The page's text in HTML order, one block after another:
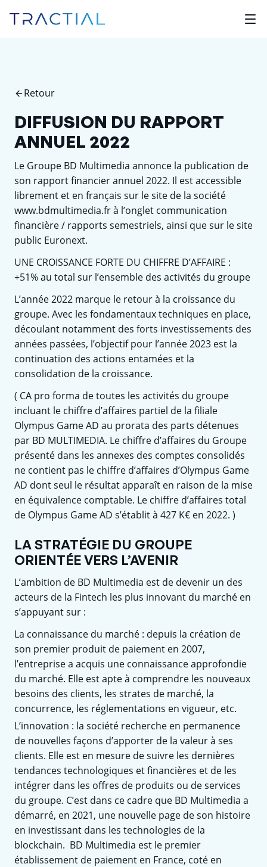
Retour
DIFFUSION DU RAPPORT
ANNUEL 2022
Le Groupe BD Multimedia annonce la publication de
son rapport financier annuel 2022. Il est accessible
librement et en français sur le site de la société
www.bdmultimedia.fr à l’onglet communication
financière / rapports semestriels, ainsi que sur le site
public Euronext.
UNE CROISSANCE FORTE DU CHIFFRE D’AFFAIRE :
+51% au total sur l’ensemble des activités du groupe
L’année 2022 marque le retour à la croissance du
groupe. Avec les fondamentaux techniques en place,
découlant notamment des forts investissements des
années passées, l’objectif pour l’année 2023 est la
continuation des actions entamées et la
consolidation de la croissance.
( CA pro forma de toutes les activités du groupe
incluant le chiffre d’affaires partiel de la filiale
Olympus Game AD au prorata des parts détenues
par BD MULTIMEDIA. Le chiffre d’affaires du Groupe
présenté dans les annexes des comptes consolidés
ne contient pas le chiffre d’affaires d’Olympus Game
AD dont seul le résultat apparaît en raison de la mise
en équivalence comptable. Le chiffre d’affaires total
de Olympus Game AD s’établit à 427 K€ en 2022. )
LA STRATÉGIE DU GROUPE
ORIENTÉE VERS L’AVENIR
L’ambition de BD Multimedia est de devenir un des
acteurs de la Fintech les plus innovant du marché en
s’appuyant sur :
La connaissance du marché : depuis la création de
son premier produit de paiement en 2007,
l’entreprise a acquis une connaissance approfondie
du marché. Elle est apte à comprendre les nouveaux
besoins des clients, les strates de marché, la
concurrence, les réglementations en vigueur, etc.
L’innovation : la société recherche en permanence
de nouvelles façons d’apporter de la valeur à ses
clients. Elle est en mesure de suivre les dernières
tendances technologiques et financières et de les
intégrer dans les offres de produits ou de services
du groupe. C’est dans ce cadre que BD Multimedia a
démarré, en 2021, une nouvelle page de son histoire
en investissant dans les technologies de la
blockchain. BD Multimedia est le premier
établissement de paiement en France, coté en